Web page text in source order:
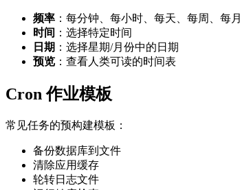
频率 ：每分钟、每小时、每天、每周、每月
时间 ：选择特定时间
日期 ：选择星期/月份中的日期
预览 ：查看人类可读的时间表
Cron 作业模板
常见任务的预构建模板：
备份数据库到文件
清除应用缓存
轮转日志文件